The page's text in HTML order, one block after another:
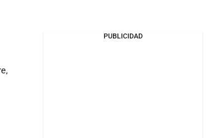
PUBLICIDAD